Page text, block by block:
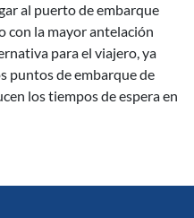
al puerto de embarque
con la mayor antelación
para el viajero, ya
puntos de embarque de
los tiempos de espera en